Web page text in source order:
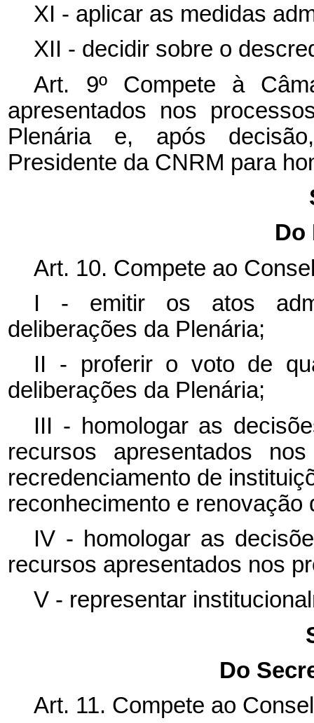
XI - aplicar as medidas
XII - decidir sobre o
Art. 9º Compete à
apresentados nos
Plenária e, após
Presidente da CNRM para
Do
Art. 10. Compete ao
I - emitir os atos
deliberações da Plenária;
II - proferir o voto de
deliberações da Plenária;
III - homologar as
recursos apresentados
recredenciamento de
reconhecimento e
IV - homologar as
recursos apresentados nos
V - representar
Do
Art. 11. Compete ao